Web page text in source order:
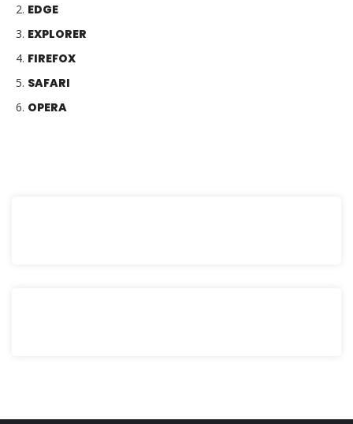
EDGE
EXPLORER
FIREFOX
SAFARI
OPERA